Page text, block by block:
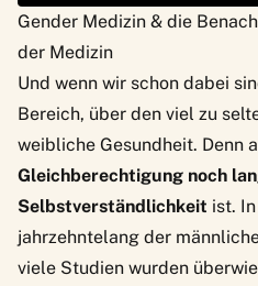
Gender Medizin & die
der Medizin
Und wenn wir schon dabei
Bereich, über den viel zu
weibliche Gesundheit. Denn
Gleichberechtigung noch
Selbstverständlichkeit ist.
jahrzehntelang der
viele Studien wurden